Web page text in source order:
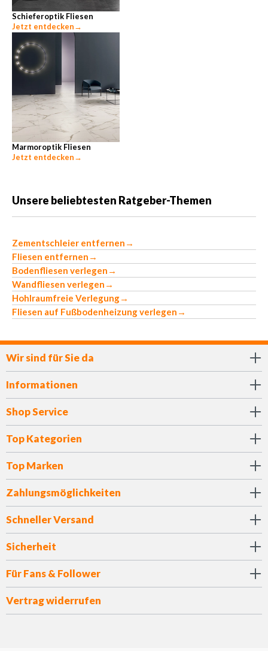
Schieferoptik Fliesen
Jetzt entdecken→
Marmoroptik Fliesen
Jetzt entdecken→
Unsere beliebtesten Ratgeber-Themen
Zementschleier entfernen →
Fliesen entfernen →
Bodenfliesen verlegen →
Wandfliesen verlegen →
Hohlraumfreie Verlegung→
Fliesen auf Fußbodenheizung verlegen →
Wir sind für Sie da
Informationen
Shop Service
Top Kategorien
Top Marken
Zahlungsmöglichkeiten
Schneller Versand
Sicherheit
Für Fans & Follower
Vertrag widerrufen